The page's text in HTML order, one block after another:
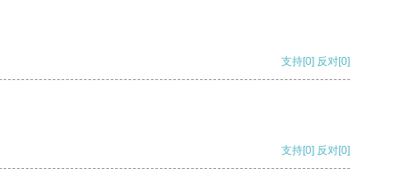
支持[0] 反对[0]
支持[0] 反对[0]